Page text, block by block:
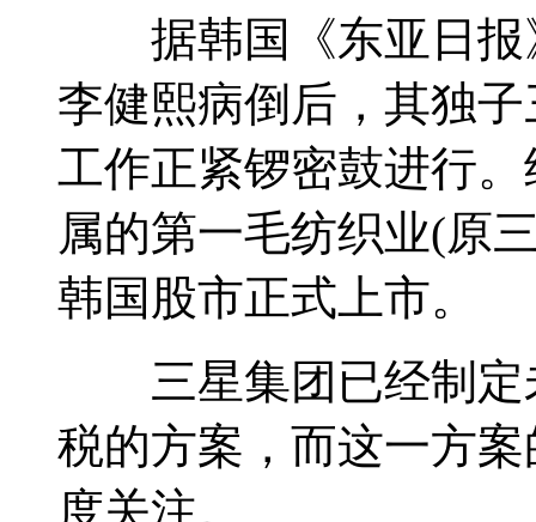
据韩国《东亚日报
李健熙病倒后，其独
工作正紧锣密鼓进行
属的第一毛纺织业(原
韩国股市正式上市。
三星集团已经制定
税的方案，而这一方
度关注。